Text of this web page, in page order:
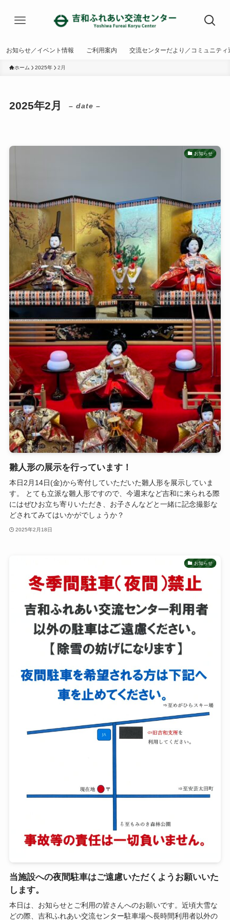
お知らせ／イベント情報 ご利用案内 交流センターだより／コミュニティ
ホーム 2025年 2月
2025年2月 – date –
お知らせ
雛人形の展示を行っています！
本日2月14日(金)から寄付していただいた雛人形を展示していま
す。 とても立派な雛人形ですので、今週末など吉和に来られる際
にはぜひお立ち寄りいただき、お子さんなどと一緒に記念撮影な
どされてみてはいかがでしょうか？
2025年2月18日
お知らせ
当施設への夜間駐車はご遠慮いただくようお願いいた
します。
本日は、お知らせとご利用の皆さんへのお願いです。近頃大雪な
どの際、吉和ふれあい交流センター駐車場へ長時間利用者以外の